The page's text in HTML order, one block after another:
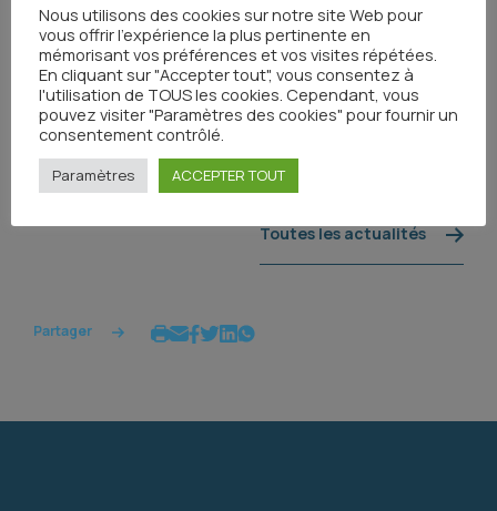
aire
Toutes les actualités
Partager
Nous utilisons des cookies sur notre site Web pour
vous offrir l'expérience la plus pertinente en
mémorisant vos préférences et vos visites répétées.
En cliquant sur "Accepter tout", vous consentez à
l'utilisation de TOUS les cookies. Cependant, vous
pouvez visiter "Paramètres des cookies" pour fournir un
consentement contrôlé.
Paramètres ACCEPTER TOUT